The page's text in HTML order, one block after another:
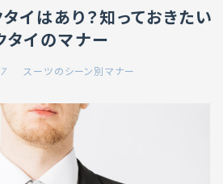
イはあり？知っておきたい
タイのマナー
スーツのシーン別マナー